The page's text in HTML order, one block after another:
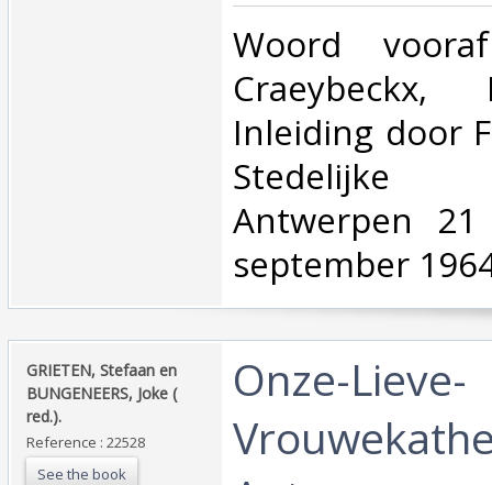
‎Woord
Craeybeckx,
Inleiding door
Stedelijke
Antwerpen
september
‎GRIETEN, Stefaan en
BUNGENEERS, Joke (
red.).‎
Reference : 22528
See the book
‎Onze-Lieve-